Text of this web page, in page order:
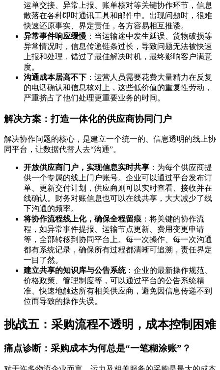
运单交接、异常上报、账单核对等关键协作环节，信息
散落在各种即时通讯工具和邮件中。出现问题时，很难
快速还原事实、界定责任，各方容易相互推诿。
异常事件响应缓慢 ：当运输途中发生延误、货物破损等
异常情况时，信息传递链条过长，导致问题无法被快速
上报和处理，错过了最佳解决时机，最终影响客户满意
度。
沟通成本居高不下 ：运营人员需要花费大量精力在反复
的电话确认和信息核对上，这些低价值的重复性劳动，
严重挤占了他们处理更重要业务的时间。
解决方案：打造一体化的供应商协同门户
解决协作问题的核心，是建立一个统一的、信息透明的线上协
同平台，让数据代替人去“沟通”。
开放供应商门户，实现信息实时共享 ：为每个供应商提
供一个专属的线上门户账号。企业可以通过平台发布订
单、更新交付计划，供应商则可以实时查看、接收并在
线确认。财务对账信息也可以在线共享，大大减少了线
下沟通的频率。
将协作流程线上化，确保全程留痕 ：将关键的协作流
程，如异常事件提报、运输节点更新、费用变更申请
等，全部转移到协同平台上。每一次操作、每一次沟通
都有系统记录，确保所有过程都清晰可追溯，责任界定
一目了然。
建立共享的知识库与公告系统：企业的最新操作规范、
价格政策、管理制度等，可以通过平台的公告系统精
准、快速地触达所有相关供应商，避免因信息传递不到
位而导致的操作失误。
挑战五：采购流程不透明，成本控制困难
痛点诊断：采购成本为何总是“一笔糊涂账”？